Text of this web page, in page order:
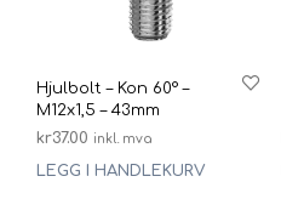
Hjulbolt – Kon 60° –
M12x1,5 – 43mm
kr37.00 inkl. mva
LEGG I HANDLEKURV